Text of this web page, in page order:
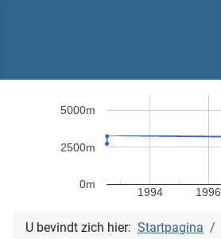
1994 1996
0m
2500m
5000m
U bevindt zich hier: Startpagina